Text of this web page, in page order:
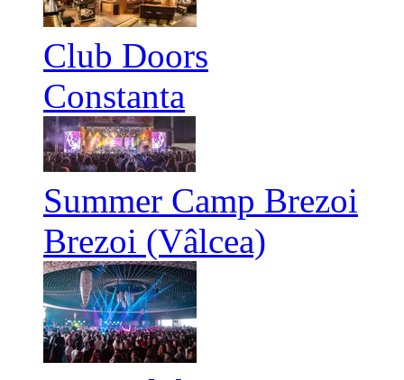
Club Doors
Constanta
Summer Camp Brezoi
Brezoi (Vâlcea)